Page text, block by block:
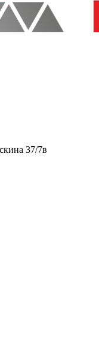
37/7в